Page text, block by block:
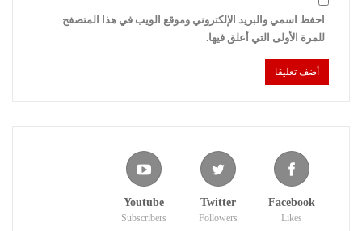
احفظ اسمي والبريد الإلكتروني وموقع الويب في هذا المتصفح
للمرة الأولى التي أعلق فيها.
Facebook
Likes
Twitter
Followers
Youtube
Subscribers